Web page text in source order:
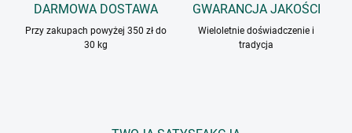
DARMOWA DOSTAWA
Przy zakupach powyżej 350 zł do
30 kg
GWARANCJA JAKOŚCI
Wieloletnie doświadczenie i
tradycja